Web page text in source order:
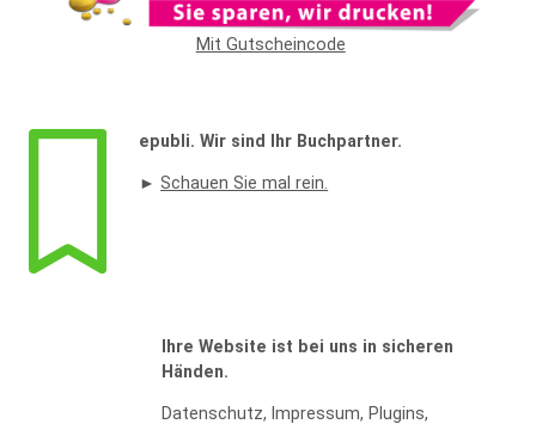
Mit Gutscheincode
epubli. Wir sind Ihr Buchpartner.
►Schauen Sie mal rein.
Ihre Website ist bei uns in sicheren
Händen.
Datenschutz, Impressum, Plugins,